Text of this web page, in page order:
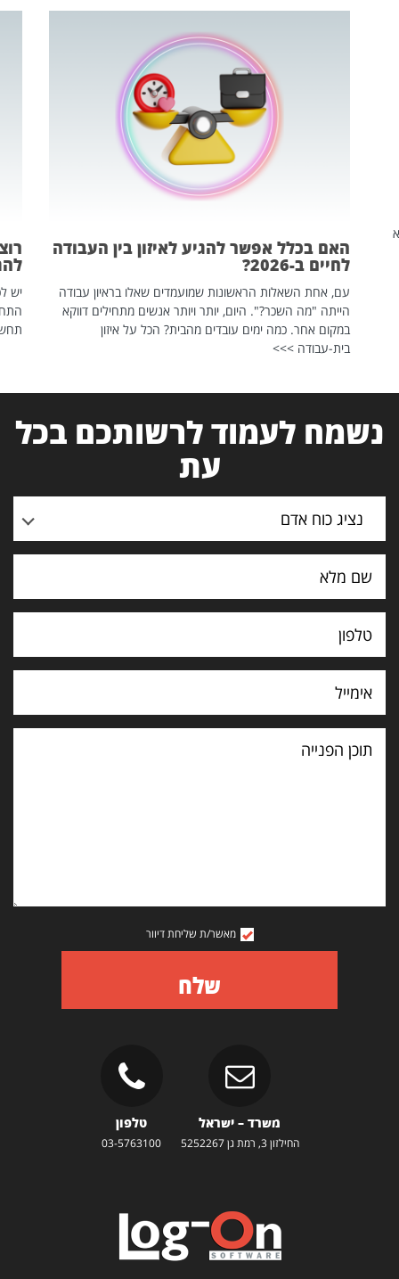
האם בכלל אפשר להגיע לאיזון בין העבודה
לחיים ב-2026?
עם, אחת השאלות הראשונות שמועמדים שאלו בראיון עבודה
הייתה "מה השכר?". היום, יותר ויותר אנשים מתחילים דווקא
במקום אחר. כמה ימים עובדים מהבית? הכל על איזון
בית-עבודה >>>
יש
נשמח לעמוד לרשותכם בכל
עת
נציג כוח אדם
תוכן
הפנייה
מאשר/ת שליחת דיוור
שלח
משרד – ישראל
החילזון 3, רמת גן 5252267
טלפון
03-5763100